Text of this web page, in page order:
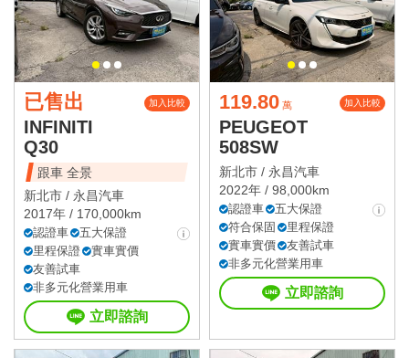
已售出 加入比較
INFINITI
Q30
跟車 全景
新北市 / 永昌汽車
2017年 / 170,000km
認證車
五大保證
里程保證
實車實價
友善試車
非多元化營業用車
立即諮詢
119.80 萬 加入比較
PEUGEOT
508SW
新北市 / 永昌汽車
2022年 / 98,000km
認證車
五大保證
符合保固
里程保證
實車實價
友善試車
非多元化營業用車
立即諮詢